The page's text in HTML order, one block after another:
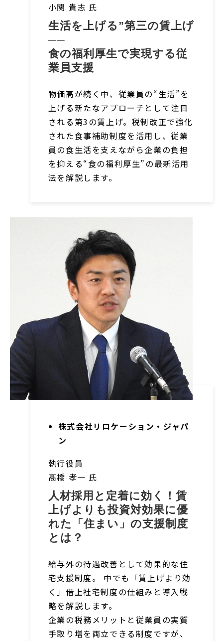
小関 貴志 氏
生活を上げる”第三の賃上げ
──
食の福利厚生で実現する従
業員支援
物価高が続く中、従業員の“生活”を
上げる新たなアプローチとして注目
される第3の賃上げ。税制改正で強化
された食事補助制度を活用し、従業
員の食生活を支えながら企業の負担
を抑える“食の福利厚生”の最新活用
法を解説します。
株式会社リロケーション・ジャパ
ン
執行役員
髙橋 孝一 氏
人材採用と定着に効く！賃
上げよりも投資対効果に優
れた「住まい」の支援制度
とは？
給与外の待遇改善として効果的な住
宅支援制度。 中でも「賃上げより効
く」借上社宅制度の仕組みと導入戦
略を解説します。
企業の税務メリットと従業員の実質
手取り増を両立できる制度ですが、